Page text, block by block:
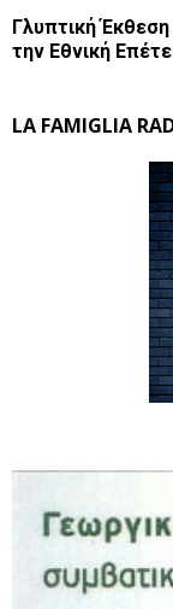
Γλυπτική Έκθεση
την Εθνική
LA FAMIGLIA